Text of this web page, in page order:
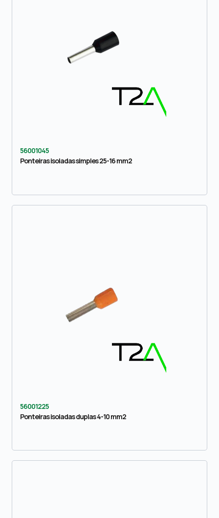
56001045
Ponteiras isoladas simples 25-16 mm2
56001225
Ponteiras isoladas duplas 4-10 mm2